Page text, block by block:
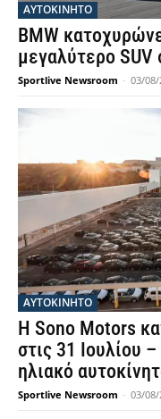
ΑΥΤΟΚΙΝΗΤΟ
BMW
μεγαλύτερο SUV
Sportlive Newsroom - 03/08/
ΑΥΤΟΚΙΝΗΤΟ
Η Sono Motors
στις 31 Ιουλίου
ηλιακό
Sportlive Newsroom - 03/08/